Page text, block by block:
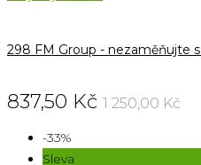
298 FM Group - nezaměňujte
837,50 Kč 1 250,00 Kč
-33%
Sleva